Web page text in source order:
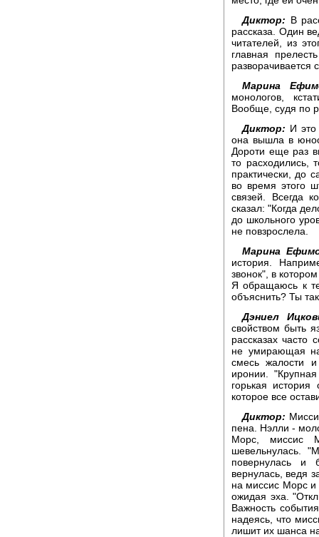
Диктор: В
рассказа. Один
читателей, из
главная
разворачивается
Марина
монологов,
Вообще, судя по
Диктор: И это
она вышла в
Дороти еще раз
то расходились,
практически, до
во время этого
связей. Всегда
сказал: "Когда
до школьного
не повзрослела.
Марина
история.
звонок", в
Я обращаюсь к
объяснить? Ты
Дэниел
свойством быть
рассказах часто
не умирающая
смесь жалости
иронии.
горькая
которое все
Диктор:
пена. Нэлли -
Морс, миссис
шевельнулась.
повернулась и
вернулась, ведя
на миссис Морс и
ожидая эха.
Важность
надеясь, что
лишит их шанса